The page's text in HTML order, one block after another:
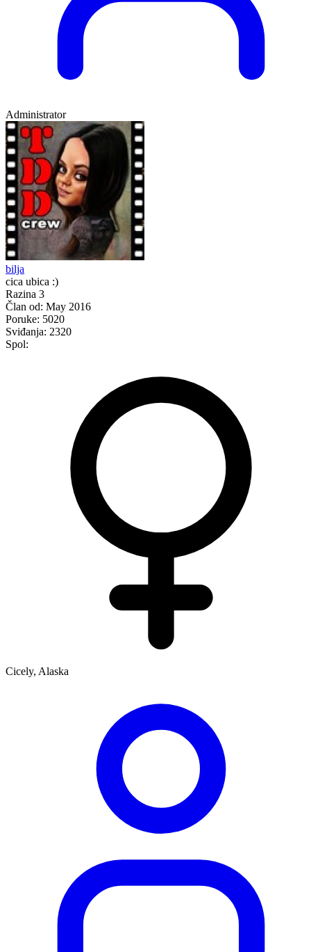
Administrator
bilja
cica ubica :)
Razina 3
Član od: May 2016
Poruke: 5020
Sviđanja: 2320
Spol:
Cicely, Alaska